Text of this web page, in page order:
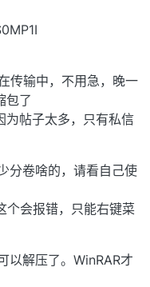
传输中，不用急，晚一
包了
为帖子太多，只有私信
分卷啥的，请看自己使
个会报错，只能右键菜
以解压了。WinRAR才